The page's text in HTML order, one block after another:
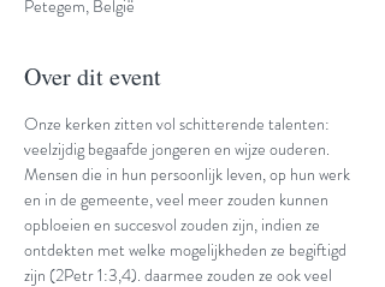
Petegem, België
Over dit event
Onze kerken zitten vol schitterende talenten:
veelzijdig begaafde jongeren en wijze ouderen.
Mensen die in hun persoonlijk leven, op hun werk
en in de gemeente, veel meer zouden kunnen
opbloeien en succesvol zouden zijn, indien ze
ontdekten met welke mogelijkheden ze begiftigd
zijn (2Petr 1:3,4). daarmee zouden ze ook veel